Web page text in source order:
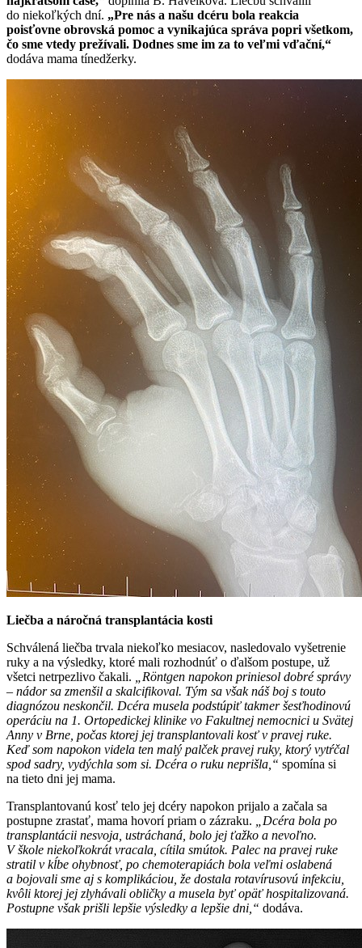
do niekoľkých dní. „Pre nás a našu dcéru bola reakcia
poisťovne obrovská pomoc a vynikajúca správa popri všetkom,
čo sme vtedy prežívali. Dodnes sme im za to veľmi vďační,“
dodáva mama tínedžerky.
Liečba a náročná transplantácia kosti
Schválená liečba trvala niekoľko mesiacov, nasledovalo vyšetrenie
ruky a na výsledky, ktoré mali rozhodnúť o ďalšom postupe, už
všetci netrpezlivo čakali.
„Röntgen napokon priniesol dobré správy
– nádor sa zmenšil a skalcifikoval. Tým sa však náš boj s touto
diagnózou neskončil. Dcéra musela podstúpiť takmer šesťhodinovú
operáciu na 1. Ortopedickej klinike vo Fakultnej nemocnici u Svätej
Anny v Brne, počas ktorej jej transplantovali kosť v pravej ruke.
Keď som napokon videla ten malý palček pravej ruky, ktorý vytŕčal
spod sadry, vydýchla som si. Dcéra o ruku neprišla,“ spomína si
na tieto dni jej mama.
Transplantovanú kosť telo jej dcéry napokon prijalo a začala sa
postupne zrastať, mama hovorí priam o zázraku.
„Dcéra bola po
transplantácii nesvoja, ustráchaná, bolo jej ťažko a nevoľno.
V škole niekoľkokrát vracala, cítila smútok. Palec na pravej ruke
stratil v kĺbe ohybnosť, po chemoterapiách bola veľmi oslabená
a bojovali sme aj s komplikáciou, že dostala rotavírusovú infekciu,
kvôli ktorej jej zlyhávali obličky a musela byť opäť hospitalizovaná.
Postupne však prišli lepšie výsledky a lepšie dni,“ dodáva.